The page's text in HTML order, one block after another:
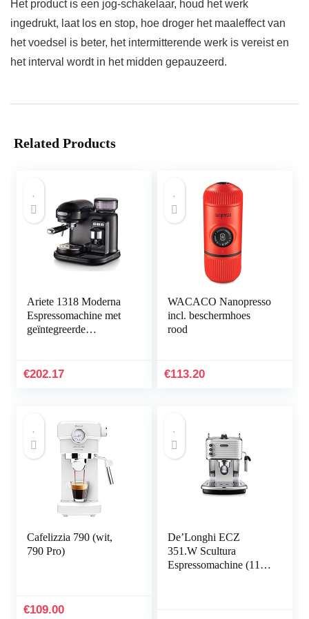
Het product is een jog-schakelaar, houd het werk
ingedrukt, laat los en stop, hoe droger het maaleffect van
het voedsel is beter, het intermitterende werk is vereist en
het interval wordt in het midden gepauzeerd.
Related Products
Ariete 1318 Moderna
Espressomachine met
geïntegreerde
koffie,
€202.17
WACACO Nanopresso
incl. beschermhoes
rood
€113.20
Cafelizzia 790 (wit,
790 Pro)
€109.00
De’Longhi ECZ
351.W Scultura
Espressomachine (1100